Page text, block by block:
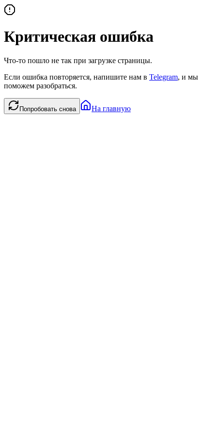
Критическая ошибка
Что-то пошло не так при загрузке страницы.
Если ошибка повторяется, напишите нам в Telegram, и мы
поможем разобраться.
Попробовать снова На главную